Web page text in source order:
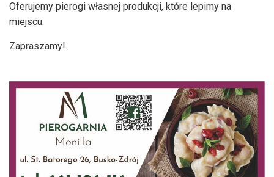
Oferujemy pierogi własnej produkcji, które lepimy na
miejscu.
Zapraszamy!